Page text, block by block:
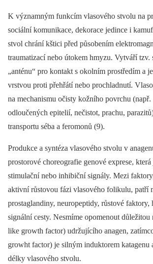
K významným funkcím vlasového stvolu na
sociální komunikace, dekorace jedince i
stvol chrání kštici před působením
traumatizací nebo útokem hmyzu. Vytváří tzv.
„anténu“ pro kontakt s okolním prostředím a
vrstvou proti přehřátí nebo prochladnutí.
na mechanismu očisty kožního povrchu (např.
odloučených epitelií, nečistot, prachu,
transportu séba a feromonů (9).
Produkce a syntéza vlasového stvolu v
prostorové choreografie genové exprese,
stimulační nebo inhibiční signály. Mezi
aktivní růstovou fázi vlasového folikulu, patří
prostaglandiny, neuropeptidy, růstové faktory,
signální cesty. Nesmíme opomenout
like growth factor) udržujícího anagen,
growht factor) je silným induktorem katagenu
délky vlasového stvolu.